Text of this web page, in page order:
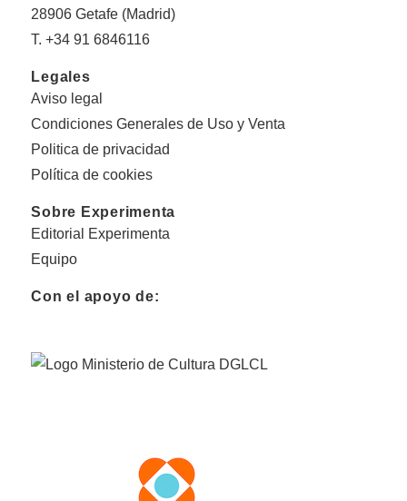
28906 Getafe (Madrid)
T. +34 91 6846116
Legales
Aviso legal
Condiciones Generales de Uso y Venta
Politica de privacidad
Política de cookies
Sobre Experimenta
Editorial Experimenta
Equipo
Con el apoyo de: